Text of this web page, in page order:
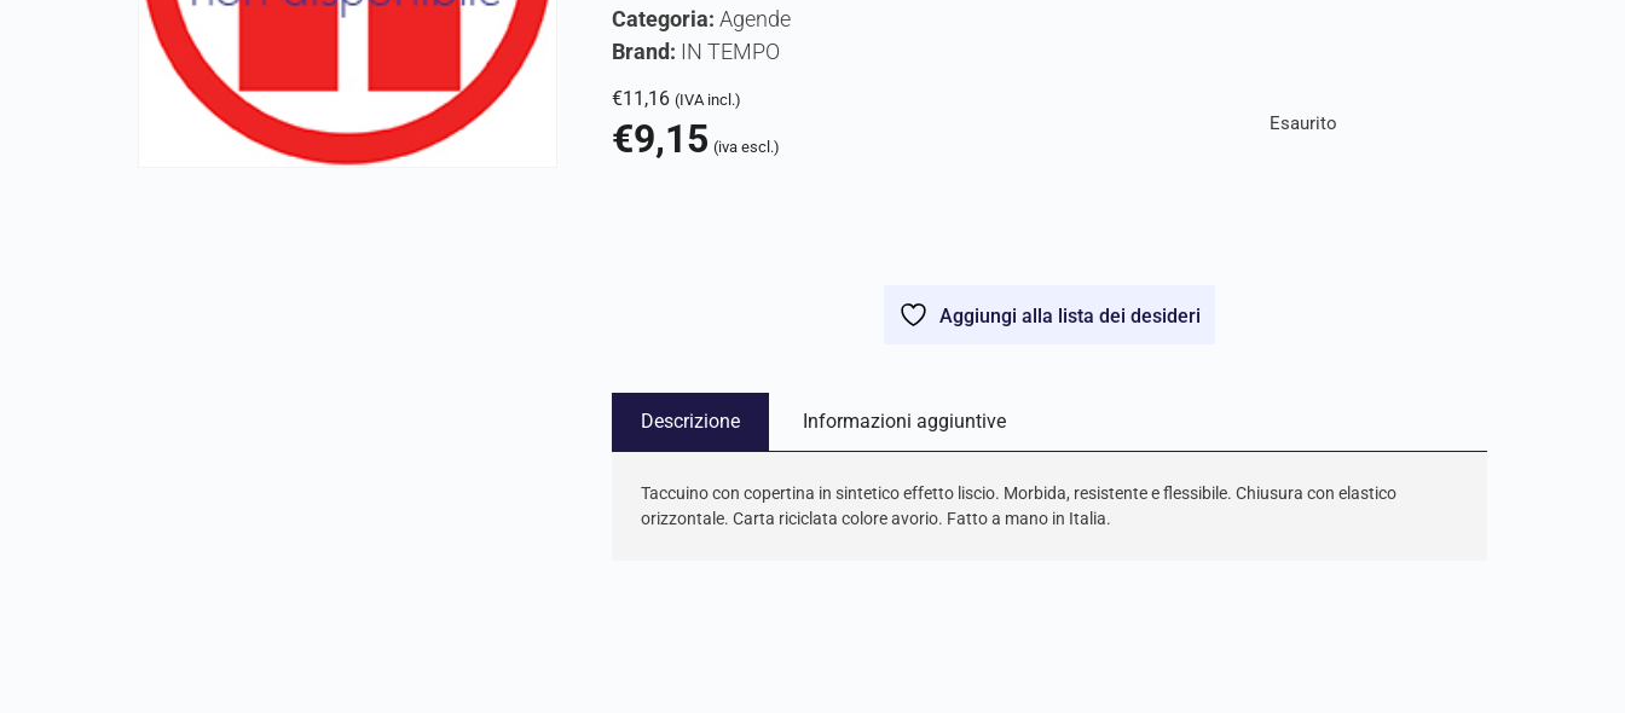
Categoria:Agende
Brand: IN TEMPO
€11,16 (IVA incl.)
€9,15 (iva escl.)
Esaurito
Aggiungi alla lista dei desideri
Descrizione Informazioni aggiuntive
Taccuino con copertina in sintetico effetto liscio. Morbida, resistente e flessibile. Chiusura con elastico
orizzontale. Carta riciclata colore avorio. Fatto a mano in Italia.